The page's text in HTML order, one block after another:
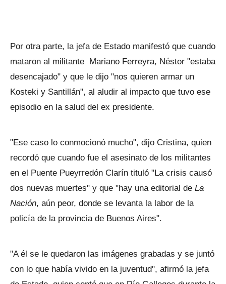
Por otra parte, la jefa de Estado manifestó que cuando
mataron al militante Mariano Ferreyra, Néstor "estaba
desencajado" y que le dijo "nos quieren armar un
Kosteki y Santillán", al aludir al impacto que tuvo ese
episodio en la salud del ex presidente.
"Ese caso lo conmocionó mucho", dijo Cristina, quien
recordó que cuando fue el asesinato de los militantes
en el Puente Pueyrredón Clarín tituló "La crisis causó
dos nuevas muertes" y que "hay una editorial de La
Nación, aún peor, donde se levanta la labor de la
policía de la provincia de Buenos Aires".
"A él se le quedaron las imágenes grabadas y se juntó
con lo que había vivido en la juventud", afirmó la jefa